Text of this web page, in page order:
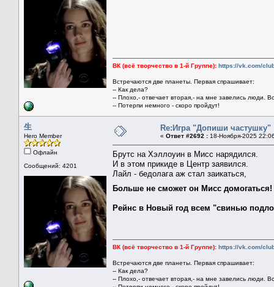
ВК (всё творчество в 1-й Группе): https://vk.com/
Встречаются две планеты. Первая спрашивает:
-- Как дела?
-- Плохо,- отвечает вторая,- на мне завелись люди.
-- Потерпи немного - скоро пройдут!
生
Hero Member
Офлайн
Сообщений: 4201
Re:Игра "Допиши частушку"
« Ответ #2692 : 18-Ноября-2025
Брутс на Хэллоуин в Мисс нарядился.
И в этом прикиде в Центр заявился.
Лайл - бедолага аж стал заикаться,
Больше не сможет он Мисс
Рейнс в Новый год всем "свинью
ВК (всё творчество в 1-й Группе): https://vk.com/
Встречаются две планеты. Первая спрашивает:
-- Как дела?
-- Плохо,- отвечает вторая,- на мне завелись люди.